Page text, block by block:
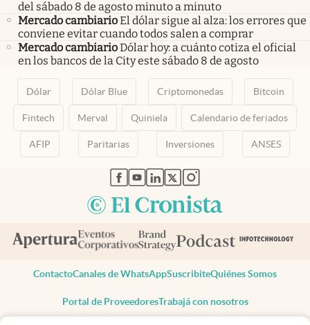
del sábado 8 de agosto minuto a minuto
Mercado cambiarioEl dólar sigue al alza: los errores que
conviene evitar cuando todos salen a comprar
Mercado cambiarioDólar hoy: a cuánto cotiza el oficial
en los bancos de la City este sábado 8 de agosto
Dólar Dólar Blue Criptomonedas Bitcoin
Fintech Merval Quiniela Calendario de feriados
AFIP Paritarias Inversiones ANSES
abre en nueva pestaña
abre en nueva pestaña
abre en nueva pestaña
abre en nueva pestaña
abre en nueva pestaña
ContactoCanales de WhatsAppSuscribiteQuiénes Somos
Portal de ProveedoresTrabajá con nosotros